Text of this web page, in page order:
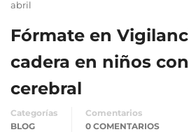
abril
Fórmate en
cadera en niños
cerebral
Categorías
BLOG
Comentarios
0 COMENTARIOS